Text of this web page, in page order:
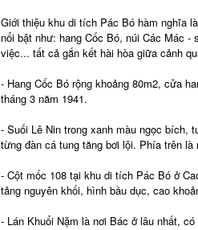
Giới thiệu khu di tích Pác Bó hàm nghĩa
nổi bật như: hang Cốc Bó, núi Các Mác -
việc... tất cả gắn kết hài hòa giữa cảnh
- Hang Cốc Bó rộng khoảng 80m2, cửa
tháng 3 năm 1941.
- Suối Lê Nin trong xanh màu ngọc bích,
từng đàn cá tung tăng bơi lội. Phía trên
- Cột mốc 108 tại khu di tích Pác Bó ở
tảng nguyên khối, hình bầu dục, cao
- Lán Khuổi Nặm là nơi Bác ở lâu nhất,